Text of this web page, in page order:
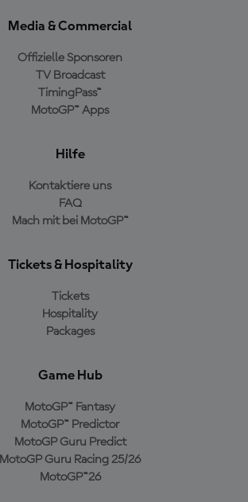
Media & Commercial
Offizielle Sponsoren
TV Broadcast
TimingPass™
MotoGP™ Apps
Hilfe
Kontaktiere uns
FAQ
Mach mit bei MotoGP™
Tickets & Hospitality
Tickets
Hospitality
Packages
Game Hub
MotoGP™ Fantasy
MotoGP™ Predictor
MotoGP Guru Predict
MotoGP Guru Racing 25/26
MotoGP™26